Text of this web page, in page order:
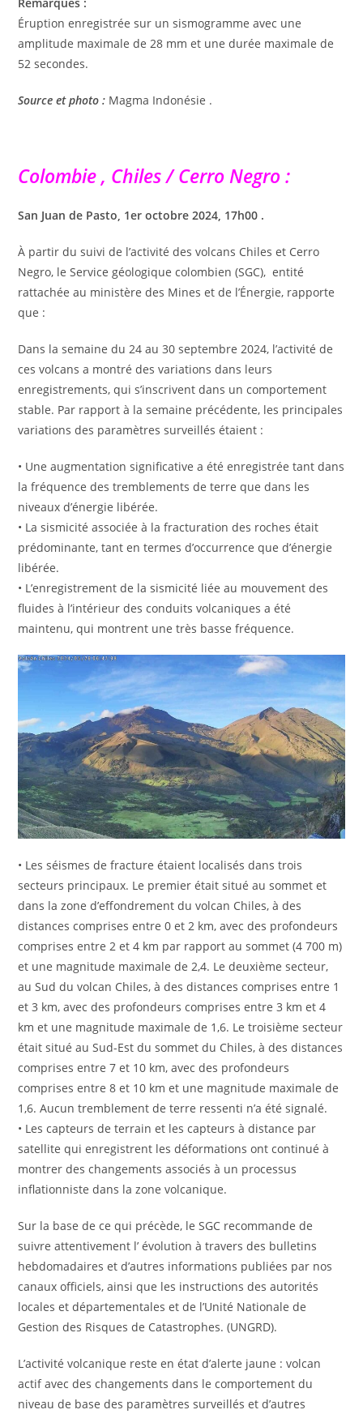
Remarques :
Éruption enregistrée sur un sismogramme avec une
amplitude maximale de 28 mm et une durée maximale de
52 secondes.
Source et photo : Magma Indonésie .
Colombie , Chiles / Cerro Negro :
San Juan de Pasto, 1er octobre 2024, 17h00 .
À partir du suivi de l’activité des volcans Chiles et Cerro
Negro, le Service géologique colombien (SGC), entité
rattachée au ministère des Mines et de l’Énergie, rapporte
que :
Dans la semaine du 24 au 30 septembre 2024, l’activité de
ces volcans a montré des variations dans leurs
enregistrements, qui s’inscrivent dans un comportement
stable. Par rapport à la semaine précédente, les principales
variations des paramètres surveillés étaient :
• Une augmentation significative a été enregistrée tant dans
la fréquence des tremblements de terre que dans les
niveaux d’énergie libérée.
• La sismicité associée à la fracturation des roches était
prédominante, tant en termes d’occurrence que d’énergie
libérée.
• L’enregistrement de la sismicité liée au mouvement des
fluides à l’intérieur des conduits volcaniques a été
maintenu, qui montrent une très basse fréquence.
• Les séismes de fracture étaient localisés dans trois
secteurs principaux. Le premier était situé au sommet et
dans la zone d’effondrement du volcan Chiles, à des
distances comprises entre 0 et 2 km, avec des profondeurs
comprises entre 2 et 4 km par rapport au sommet (4 700 m)
et une magnitude maximale de 2,4. Le deuxième secteur,
au Sud du volcan Chiles, à des distances comprises entre 1
et 3 km, avec des profondeurs comprises entre 3 km et 4
km et une magnitude maximale de 1,6. Le troisième secteur
était situé au Sud-Est du sommet du Chiles, à des distances
comprises entre 7 et 10 km, avec des profondeurs
comprises entre 8 et 10 km et une magnitude maximale de
1,6. Aucun tremblement de terre ressenti n’a été signalé.
• Les capteurs de terrain et les capteurs à distance par
satellite qui enregistrent les déformations ont continué à
montrer des changements associés à un processus
inflationniste dans la zone volcanique.
Sur la base de ce qui précède, le SGC recommande de
suivre attentivement l’ évolution à travers des bulletins
hebdomadaires et d’autres informations publiées par nos
canaux officiels, ainsi que les instructions des autorités
locales et départementales et de l’Unité Nationale de
Gestion des Risques de Catastrophes. (UNGRD).
L’activité volcanique reste en état d’alerte jaune : volcan
actif avec des changements dans le comportement du
niveau de base des paramètres surveillés et d’autres